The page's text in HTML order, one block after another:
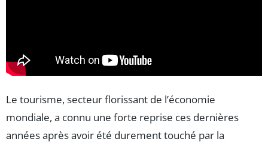
Le tourisme, secteur florissant de l’économie
mondiale, a connu une forte reprise ces dernières
années après avoir été durement touché par la